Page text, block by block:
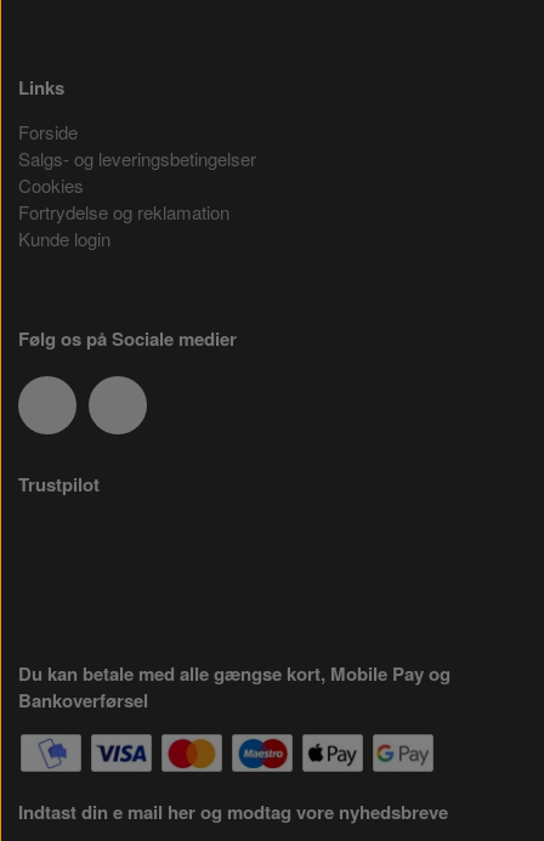
Links
Forside
Salgs- og leveringsbetingelser
Cookies
Fortrydelse og reklamation
Kunde login
Følg os på Sociale medier
Trustpilot
Du kan betale med alle gængse kort, Mobile Pay og
Bankoverførsel
Indtast din e mail her og modtag vore nyhedsbreve